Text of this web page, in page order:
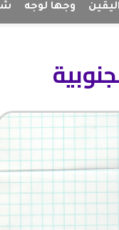
وجهاً لوجه